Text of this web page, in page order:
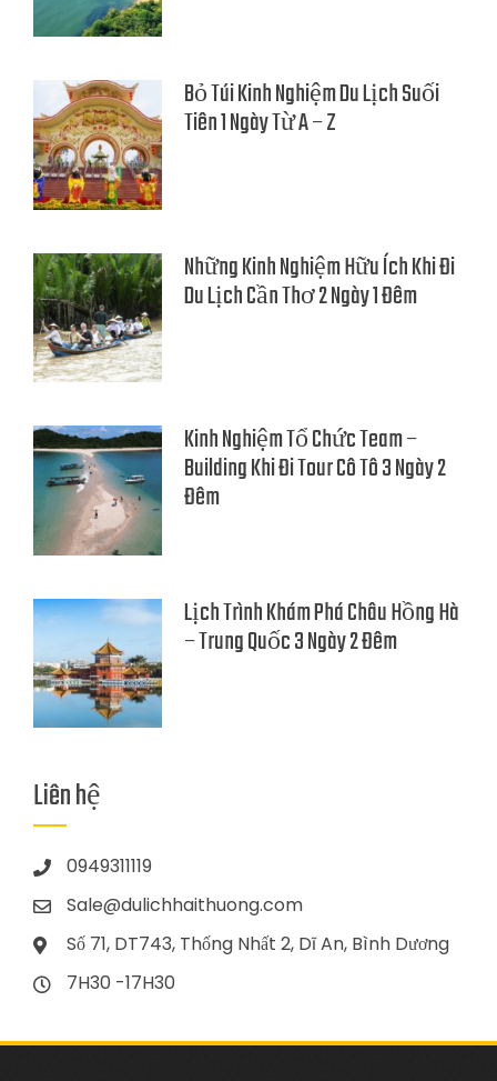
Bỏ Túi Kinh Nghiệm Du Lịch Suối
Tiên 1 Ngày Từ A – Z
Những Kinh Nghiệm Hữu Ích Khi Đi
Du Lịch Cần Thơ 2 Ngày 1 Đêm
Kinh Nghiệm Tổ Chức Team –
Building Khi Đi Tour Cô Tô 3 Ngày 2
Đêm
Lịch Trình Khám Phá Châu Hồng Hà
– Trung Quốc 3 Ngày 2 Đêm
Liên hệ
0949311119
Sale@dulichhaithuong.com
Số 71, DT743, Thống Nhất 2, Dĩ An, Bình Dương
7H30 -17H30